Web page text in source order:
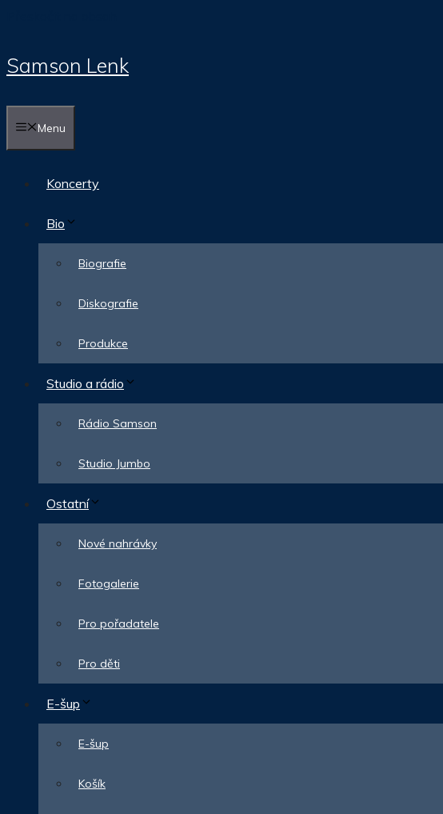
Samson Lenk
Menu
Koncerty
Bio
Biografie
Diskografie
Produkce
Studio a rádio
Rádio Samson
Studio Jumbo
Ostatní
Nové nahrávky
Fotogalerie
Pro pořadatele
Pro děti
E-šup
E-šup
Košík